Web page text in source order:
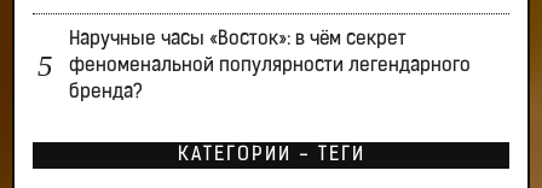
Наручные часы «Восток»: в чём секрет
феноменальной популярности легендарного
бренда?
КАТЕГОРИИ - ТЕГИ